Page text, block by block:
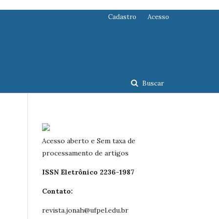
Buscar
Cadastro Acesso
Acesso aberto e Sem taxa de
processamento de artigos
ISSN Eletrônico 2236-1987
Contato:
revista.jonah@ufpel.edu.br